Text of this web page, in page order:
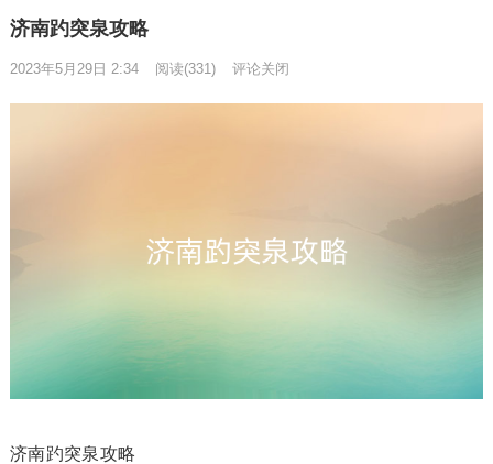
济南趵突泉攻略
2023年5月29日 2:34 阅读(331) 评论关闭
济南趵突泉攻略